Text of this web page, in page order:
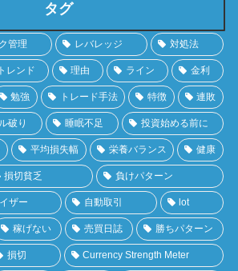
タグ
管理 レバレッジ 対処法
トレンド 理由 ライン 金利
勉強 トレード手法 特徴 連敗
破り 睡眠不足 投資始める前に
平均損失幅 栄養バランス 健康
損切貧乏 負けパターン
ザー 自動取引 lot
稼げない 売買日誌 勝ちパターン
損切 Currency Strength Meter